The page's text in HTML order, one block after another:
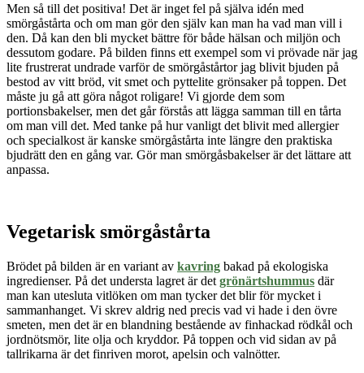
Men så till det positiva! Det är inget fel på själva idén med
smörgåstårta och om man gör den själv kan man ha vad man vill i
den. Då kan den bli mycket bättre för både hälsan och miljön och
dessutom godare. På bilden finns ett exempel som vi prövade när jag
lite frustrerat undrade varför de smörgåstårtor jag blivit bjuden på
bestod av vitt bröd, vit smet och pyttelite grönsaker på toppen. Det
måste ju gå att göra något roligare! Vi gjorde dem som
portionsbakelser, men det går förstås att lägga samman till en tårta
om man vill det. Med tanke på hur vanligt det blivit med allergier
och specialkost ärkanske smörgåstårta inte längre den praktiska
bjudrätt den en gång var. Gör man smörgåsbakelser är det lättare att
anpassa.
Vegetarisk smörgåstårta
Brödet på bilden är en variant av kavring bakad på ekologiska
ingredienser. På det understa lagret är det grönärtshummus där
man kan utesluta vitlöken om man tycker det blir för mycket i
sammanhanget. Vi skrev aldrig ned precis vad vi hade i den övre
smeten, men det är en blandning bestående av finhackad rödkål och
jordnötsmör, lite olja och kryddor. På toppen och vid sidan av på
tallrikarna är det finriven morot, apelsin och valnötter.